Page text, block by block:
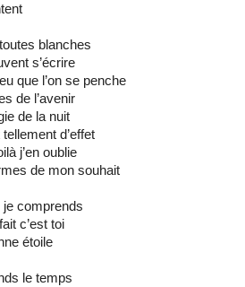
blanches
s’écrire
que l’on se penche
de l’avenir
de la nuit
d’effet
j’en oublie
de mon souhait
je comprends
c’est toi
étoile
le temps